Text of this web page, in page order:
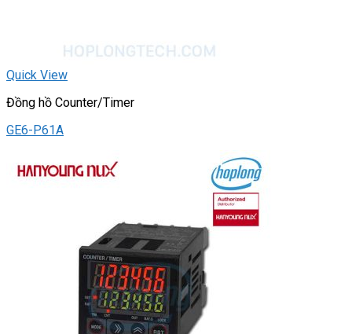
Quick View
Đồng hồ Counter/Timer
GE6-P61A